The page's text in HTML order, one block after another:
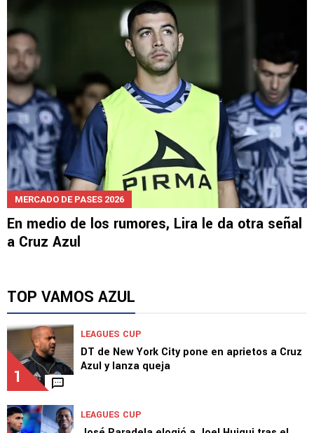
MERCADO DE PASES 2026
En medio de los rumores, Lira le da otra señal
a Cruz Azul
TOP VAMOS AZUL
1
LEAGUES CUP
DT de New York City pone en aprietos a Cruz
Azul y lanza queja
LEAGUES CUP